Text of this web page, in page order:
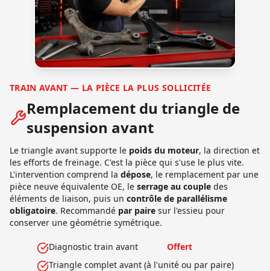
TRAIN AVANT — LA PIÈCE LA PLUS SOLLICITÉE
Remplacement du triangle de
suspension avant
Le triangle avant supporte le poids du moteur, la direction et
les efforts de freinage. C'est la pièce qui s'use le plus vite.
L'intervention comprend la dépose, le remplacement par une
pièce neuve équivalente OE, le serrage au couple des
éléments de liaison, puis un contrôle de parallélisme
obligatoire. Recommandé par paire sur l'essieu pour
conserver une géométrie symétrique.
Diagnostic train avant
Offert
Triangle complet avant (à l'unité ou par paire)